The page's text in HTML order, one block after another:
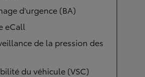
d'urgence (BA)
eCall
de la pression des
du véhicule (VSC)